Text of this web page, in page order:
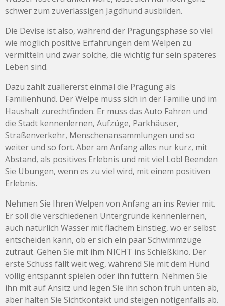
schwer zum zuverlässigen Jagdhund ausbilden.
Die Devise ist also, während der Prägungsphase so viel
wie möglich positive Erfahrungen dem Welpen zu
vermitteln und zwar solche, die wichtig für sein späteres
Leben sind.
Dazu zählt zuallererst einmal die Prägung als
Familienhund. Der Welpe muss sich in der Familie und im
Haushalt zurechtfinden. Er muss das Auto Fahren und
die Stadt kennenlernen, Aufzüge, Parkhäuser,
Straßenverkehr, Menschenansammlungen und so
weiter und so fort. Aber am Anfang alles nur kurz, mit
Abstand, als positives Erlebnis und mit viel Lob! Beenden
Sie Übungen, wenn es zu viel wird, mit einem positiven
Erlebnis.
Nehmen Sie Ihren Welpen von Anfang an ins Revier mit.
Er soll die verschiedenen Untergründe kennenlernen,
auch natürlich Wasser mit flachem Einstieg, wo er selbst
entscheiden kann, ob er sich ein paar Schwimmzüge
zutraut. Gehen Sie mit ihm NICHT ins Schießkino. Der
erste Schuss fällt weit weg, während Sie mit dem Hund
völlig entspannt spielen oder ihn füttern. Nehmen Sie
ihn mit auf Ansitz und legen Sie ihn schon früh unten ab,
aber halten Sie Sichtkontakt und steigen nötigenfalls ab.